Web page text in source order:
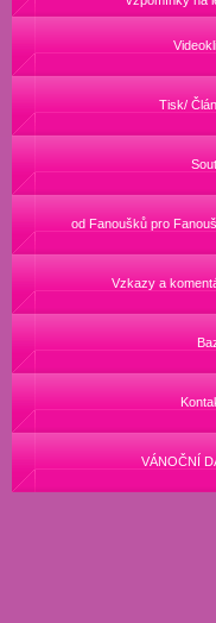
Tisk/
od Fanoušků pro
Vzkazy a
VÁNOČNÍ